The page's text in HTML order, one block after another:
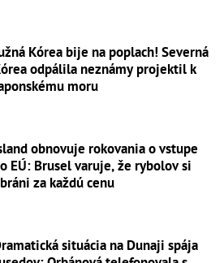
Kórea bije na poplach! Severná
odpálila neznámy projektil k
moru
obnovuje rokovania o vstupe
EÚ: Brusel varuje, že rybolov si
za každú cenu
situácia na Dunaji spája